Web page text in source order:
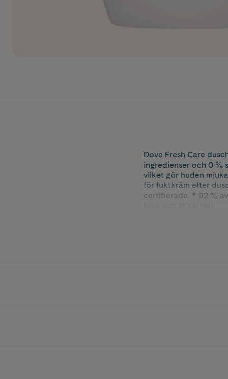
Dove Fresh Care
ingredienser och 0 %
vilket gör huden
för fuktkräm efter
certifierade. * 92 %
lock och etiketter).